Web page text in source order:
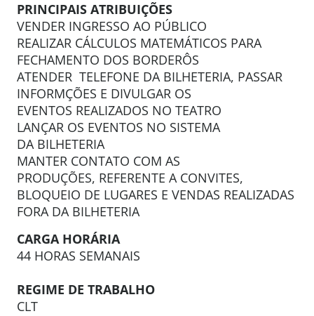
PRINCIPAIS ATRIBUIÇÕES
VENDER INGRESSO AO PÚBLICO
REALIZAR CÁLCULOS MATEMÁTICOS PARA
FECHAMENTO DOS BORDERÔS
ATENDER TELEFONE DA BILHETERIA, PASSAR
INFORMÇÕES E DIVULGAR OS
EVENTOS REALIZADOS NO TEATRO
LANÇAR OS EVENTOS NO SISTEMA
DA BILHETERIA
MANTER CONTATO COM AS
PRODUÇÕES, REFERENTE A CONVITES,
BLOQUEIO DE LUGARES E VENDAS REALIZADAS
FORA DA BILHETERIA
CARGA HORÁRIA
44 HORAS SEMANAIS
REGIME DE TRABALHO
CLT